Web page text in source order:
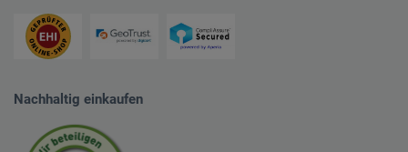
Nachhaltig einkaufen